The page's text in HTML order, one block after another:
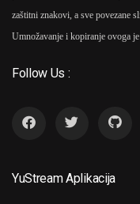
zaštitni znakovi, a sve povezane
Umnožavanje i kopiranje ovoga
Follow Us :
YuStream Aplikacija